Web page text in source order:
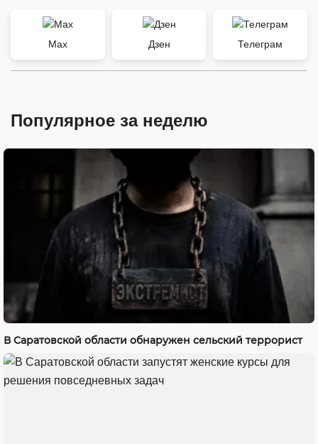
Max Дзен Телеграм
Популярное за неделю
В Саратовской области обнаружен сельский террорист